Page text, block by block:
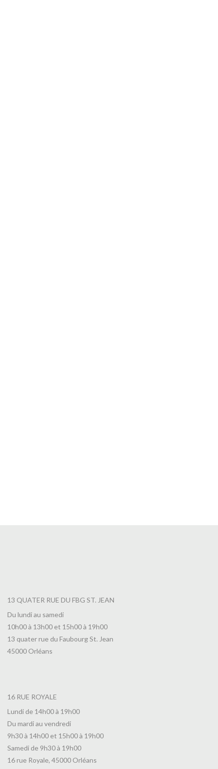
13 QUATER RUE DU FBG ST. JEAN
Du lundi au samedi
10h00 à 13h00 et 15h00 à 19h00
13 quater rue du Faubourg St. Jean
45000 Orléans
16 RUE ROYALE
Lundi de 14h00 à 19h00
Du mardi au vendredi
9h30 à 14h00 et 15h00 à 19h00
Samedi de 9h30 à 19h00
16 rue Royale, 45000 Orléans